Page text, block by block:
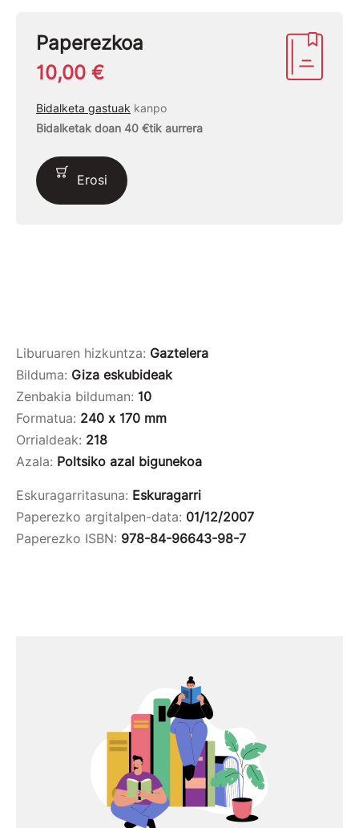
Paperezkoa
10,00 €
Bidalketa gastuak kanpo
Bidalketak doan 40 €tik aurrera
Erosi
Liburuaren hizkuntza: Gaztelera
Bilduma: Giza eskubideak
Zenbakia bilduman: 10
Formatua: 240 x 170 mm
Orrialdeak: 218
Azala: Poltsiko azal bigunekoa
Eskuragarritasuna: Eskuragarri
Paperezko argitalpen-data: 01/12/2007
Paperezko ISBN: 978-84-96643-98-7